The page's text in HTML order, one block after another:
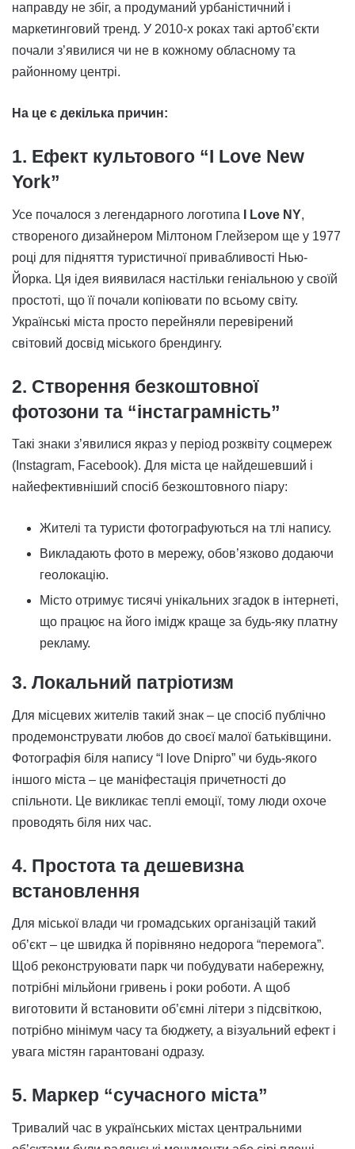
направду не збіг, а продуманий урбаністичний і
маркетинговий тренд. У 2010-х роках такі артоб’єкти
почали з’явилися чи не в кожному обласному та
районному центрі.
На це є декілька причин:
1. Ефект культового “I Love New
York”
Усе почалося з легендарного логотипа I Love NY,
створеного дизайнером Мілтоном Глейзером ще у 1977
році для підняття туристичної привабливості Нью-
Йорка. Ця ідея виявилася настільки геніальною у своїй
простоті, що її почали копіювати по всьому світу.
Українські міста просто перейняли перевірений
світовий досвід міського брендингу.
2. Створення безкоштовної
фотозони та “інстаграмність”
Такі знаки з’явилися якраз у період розквіту соцмереж
(Instagram, Facebook). Для міста це найдешевший і
найефективніший спосіб безкоштовного піару:
Жителі та туристи фотографуються на тлі напису.
Викладають фото в мережу, обов’язково додаючи
геолокацію.
Місто отримує тисячі унікальних згадок в інтернеті,
що працює на його імідж краще за будь-яку платну
рекламу.
3. Локальний патріотизм
Для місцевих жителів такий знак – це спосіб публічно
продемонструвати любов до своєї малої батьківщини.
Фотографія біля напису “I love Dnipro” чи будь-якого
іншого міста – це маніфестація причетності до
спільноти. Це викликає теплі емоції, тому люди охоче
проводять біля них час.
4. Простота та дешевизна
встановлення
Для міської влади чи громадських організацій такий
об’єкт – це швидка й порівняно недорога “перемога”.
Щоб реконструювати парк чи побудувати набережну,
потрібні мільйони гривень і роки роботи. А щоб
виготовити й встановити об’ємні літери з підсвіткою,
потрібно мінімум часу та бюджету, а візуальний ефект і
увага містян гарантовані одразу.
5. Маркер “сучасного міста”
Тривалий час в українських містах центральними